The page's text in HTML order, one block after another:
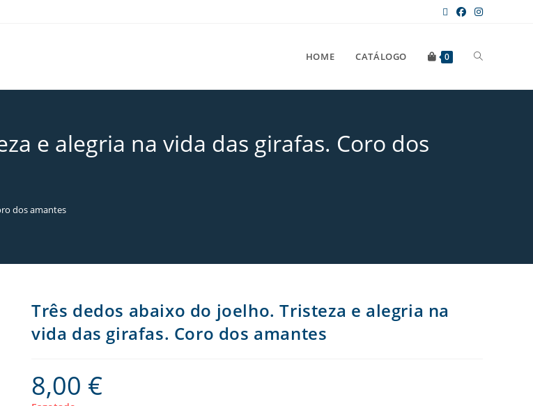
HOME CATÁLOGO 0
e alegria na vida das girafas. Coro dos
dos amantes
Três dedos abaixo do joelho. Tristeza e alegria na
vida das girafas. Coro dos amantes
8,00 €